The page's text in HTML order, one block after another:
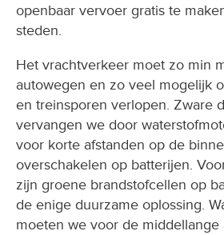
openbaar vervoer gratis te
steden.
Het vrachtverkeer moet zo min
autowegen en zo veel mogelijk
en treinsporen verlopen. Zware
vervangen we door
voor korte afstanden op de
overschakelen op batterijen.
zijn groene brandstofcellen op
de enige duurzame oplossing.
moeten we voor de middellange